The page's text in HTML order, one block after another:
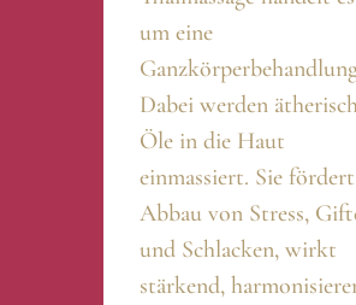
um eine
Dabei werden
Öle in die Haut
einmassiert. Sie
Abbau von Stress,
und Schlacken, wirkt
stärkend,